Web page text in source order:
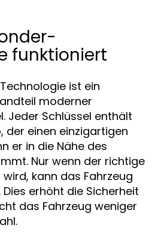
funktioniert
ist ein
moderner
Jeder Schlüssel enthält
der einen einzigartigen
er in die Nähe des
Nur wenn der richtige
kann das Fahrzeug
erhöht die Sicherheit
das Fahrzeug weniger